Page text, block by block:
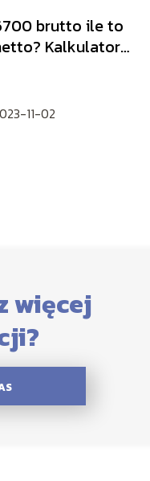
brutto ile to
Kalkulator
11-02
więcej